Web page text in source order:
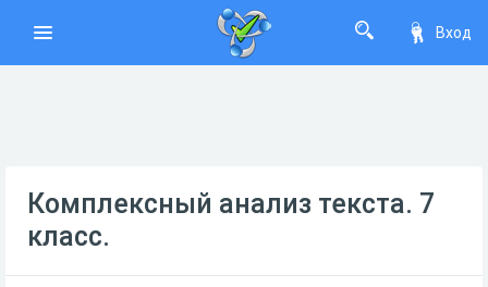
Вход
Комплексный анализ текста. 7
класс.